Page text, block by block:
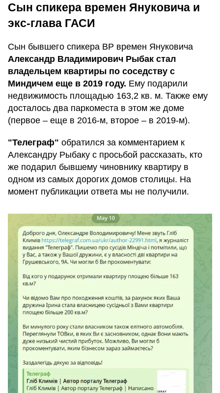
Сын спикера времен Януковича и
экс-глава ГАСИ
Сын бывшего спикера ВР времен Януковича
Александр Владимирович Рыбак стал
владельцем квартиры по соседству с
Миндичем еще в 2019 году. Ему подарили
недвижимость площадью 163,2 кв. м. Также ему
досталось два паркоместа в этом же доме
(первое – еще в 2016-м, второе – в 2019-м).
"Телеграф" обратился за комментарием к
Александру Рыбаку с просьбой рассказать, кто
же подарил бывшему чиновнику квартиру в
одном из самых дорогих домов столицы. На
момент публикации ответа мы не получили.